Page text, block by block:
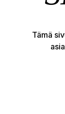
SERSALE OY
Tämä